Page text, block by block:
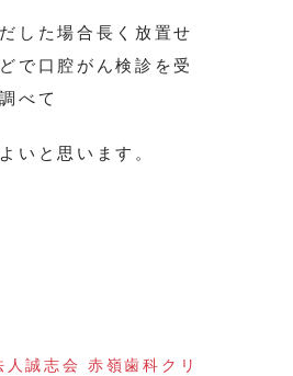
した場合長く放置せ
で口腔がん検診を受
べて
いと思います。
人誠志会 赤嶺歯科クリ